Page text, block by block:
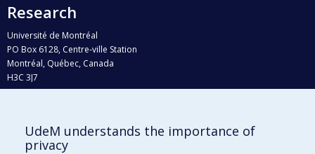
Research
Université de Montréal
PO Box 6128, Centre-ville Station
Montréal, Québec, Canada
H3C 3J7
Who does what?
UdeM understands the importance of
privacy